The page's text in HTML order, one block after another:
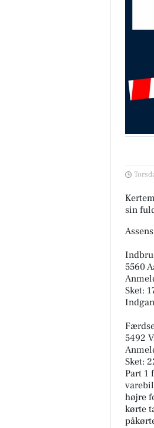
sin
Assens
5560
Sket:
5492
Sket:
Part 1
højre
kørte